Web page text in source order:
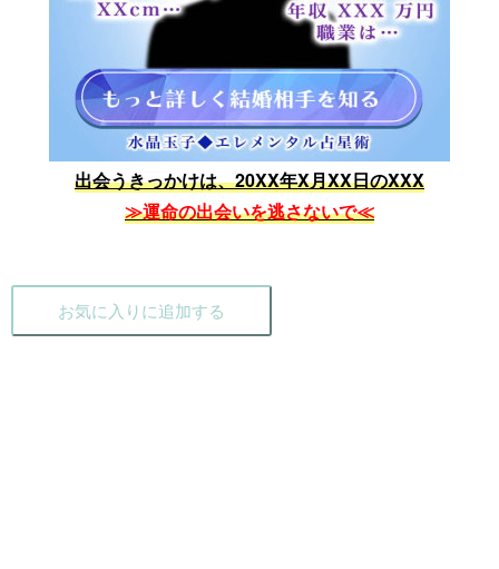
出会うきっかけは、20XX年X月XX日のXXX
≫運命の出会いを逃さないで≪
お気に入りに追加する